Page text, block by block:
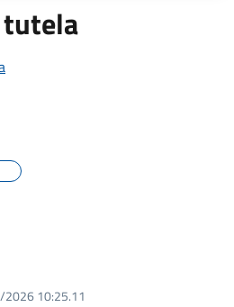
10:25.11